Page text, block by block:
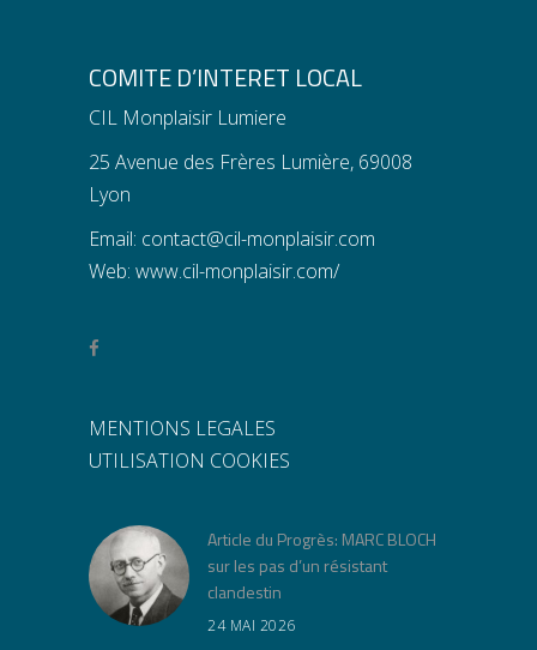
COMITE D’INTERET LOCAL
CIL Monplaisir Lumiere
25 Avenue des Frères Lumière, 69008
Lyon
Email: contact@cil-monplaisir.com
Web: www.cil-monplaisir.com/
MENTIONS LEGALES
UTILISATION COOKIES
Article du Progrès: MARC BLOCH
sur les pas d’un résistant
clandestin
24 MAI 2026